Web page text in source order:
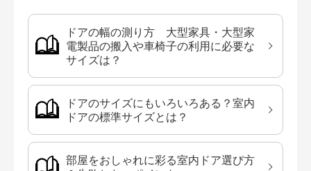
ドアの幅の測り方 大型家具・大型家
電製品の搬入や車椅子の利用に必要な
サイズは？
ドアのサイズにもいろいろある？室内
ドアの標準サイズとは？
部屋をおしゃれに彩る室内ドア選び方